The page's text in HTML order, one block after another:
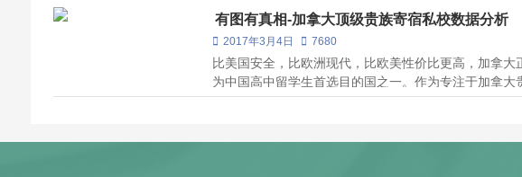
应并展现你的能力，是取得课程优异成绩的关键。我们
业的贵族私校招...
有图有真相-加拿大顶级贵族寄宿私校数据分析
2017年3月4日 7680
比美国安全，比欧洲现代，比欧美性价比更高，加拿大
为中国高中留学生首选目的国之一。作为专注于加拿大
校留学规划的伊甸教育，将向你详细介绍加拿大所有的